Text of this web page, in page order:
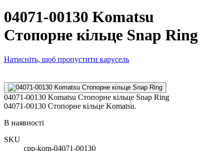
04071-00130 Komatsu
Стопорне кільце Snap Ring
Натисніть, щоб пропустити карусель
04071-00130 Komatsu Стопорне кільце Snap Ring
04071-00130 Стопорне кільце Komatsu.
В наявності
SKU
cpp-kom-04071-00130